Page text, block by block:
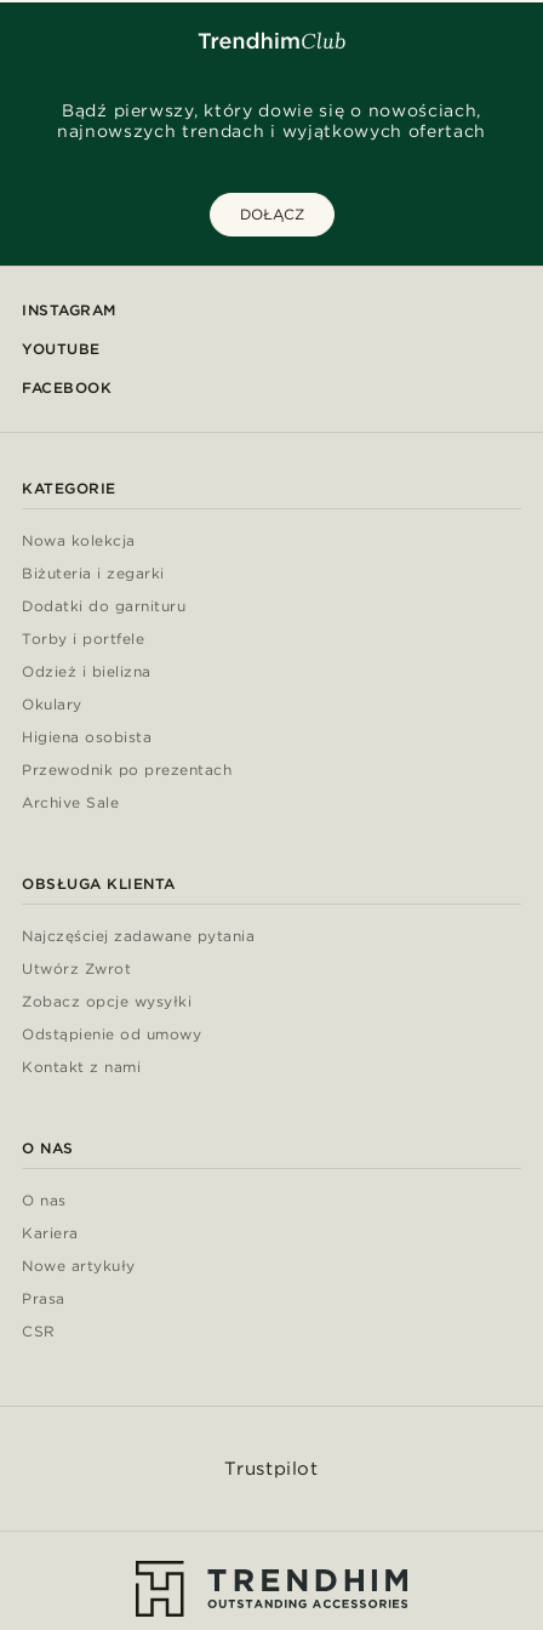
Bądź pierwszy, który dowie się o nowościach,
najnowszych trendach i wyjątkowych ofertach
DOŁĄCZ
INSTAGRAM
YOUTUBE
FACEBOOK
KATEGORIE
Nowa kolekcja
Biżuteria i zegarki
Dodatki do garnituru
Torby i portfele
Odzież i bielizna
Okulary
Higiena osobista
Przewodnik po prezentach
Archive Sale
OBSŁUGA KLIENTA
Najczęściej zadawane pytania
Utwórz Zwrot
Zobacz opcje wysyłki
Odstąpienie od umowy
Kontakt z nami
O NAS
O nas
Kariera
Nowe artykuły
Prasa
CSR
Trustpilot